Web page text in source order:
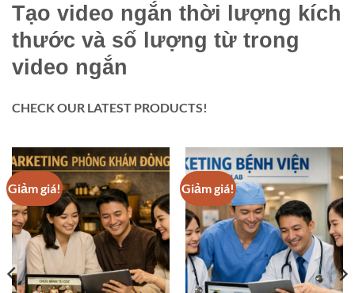
Tạo video ngắn thời lượng kích
thước và số lượng từ trong
video ngắn
CHECK OUR LATEST PRODUCTS!
Giảm giá! Giảm giá!